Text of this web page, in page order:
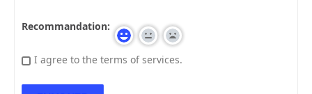
Recommandation:
I agree to the terms of services.